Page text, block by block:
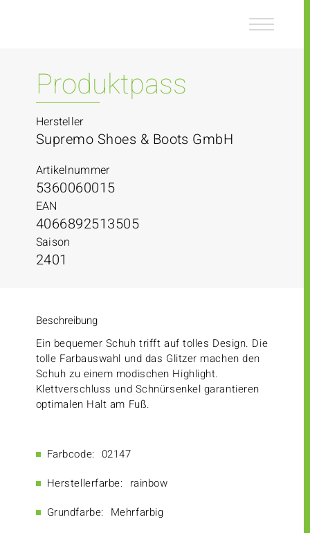
Produktpass
Hersteller
Supremo Shoes & Boots GmbH
Artikelnummer
5360060015
EAN
4066892513505
Saison
2401
Beschreibung
Ein bequemer Schuh trifft auf tolles Design. Die
tolle Farbauswahl und das Glitzer machen den
Schuh zu einem modischen Highlight.
Klettverschluss und Schnürsenkel garantieren
optimalen Halt am Fuß.
Farbcode: 02147
Herstellerfarbe: rainbow
Grundfarbe: Mehrfarbig